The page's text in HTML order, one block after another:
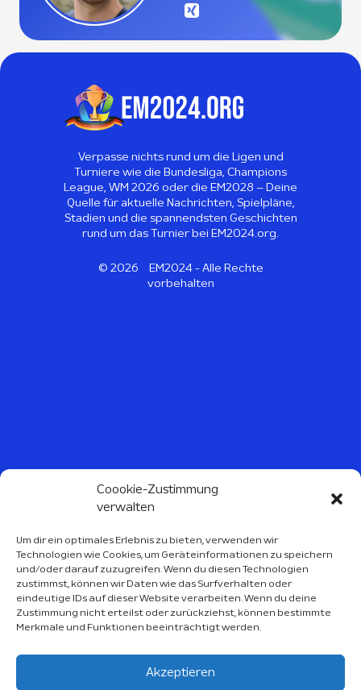
Coookie-Zustimmung
verwalten
Um dir ein optimales Erlebnis zu bieten, verwenden wir
Technologien wie Cookies, um Geräteinformationen zu speichern
und/oder darauf zuzugreifen. Wenn du diesen Technologien
zustimmst, können wir Daten wie das Surfverhalten oder
eindeutige IDs auf dieser Website verarbeiten. Wenn du deine
Zustimmung nicht erteilst oder zurückziehst, können bestimmte
Merkmale und Funktionen beeinträchtigt werden.
Akzeptieren
Verpasse nichts rund um die Ligen und
Turniere wie die Bundesliga, Champions
League, WM 2026 oder die EM2028 – Deine
Quelle für aktuelle Nachrichten, Spielpläne,
Stadien und die spannendsten Geschichten
rund um das Turnier bei EM2024.org.
© 2026
EM2024 - Alle Rechte
vorbehalten
Sport Kalender 2026
Über Uns
Impressum
EU-Cookie-Richtlinie